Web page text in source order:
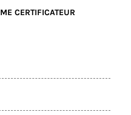
CERTIFICATEUR